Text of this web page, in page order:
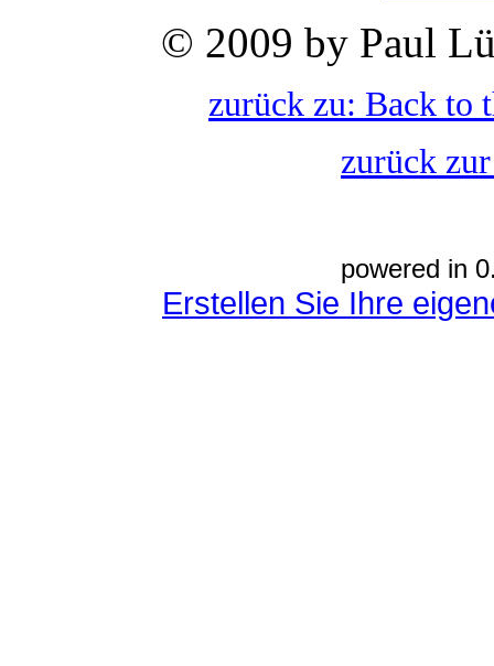
© 2009 by Paul
zurück zu: Back to
zurück
powered in
Erstellen Sie Ihre